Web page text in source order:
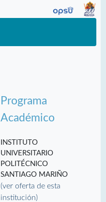
Programa
Académico
INSTITUTO
UNIVERSITARIO
POLITÉCNICO
SANTIAGO MARIÑO
(ver oferta de esta
institución)